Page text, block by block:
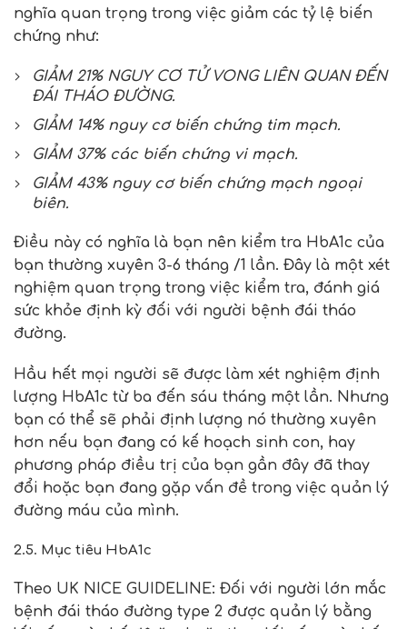
nghĩa quan trọng trong việc giảm các tỷ lệ biến
chứng như:
GIẢM 21% NGUY CƠ TỬ VONG LIÊN QUAN ĐẾN
ĐÁI THÁO ĐƯỜNG.
GIẢM 14% nguy cơ biến chứng tim mạch.
GIẢM 37% các biến chứng vi mạch.
GIẢM 43% nguy cơ biến chứng mạch ngoại
biên.
Điều này có nghĩa là bạn nên kiểm tra HbA1c của
bạn thường xuyên 3-6 tháng /1 lần. Đây là một xét
nghiệm quan trọng trong việc kiểm tra, đánh giá
sức khỏe định kỳ đối với người bệnh đái tháo
đường.
Hầu hết mọi người sẽ được làm xét nghiệm định
lượng HbA1c từ ba đến sáu tháng một lần. Nhưng
bạn có thể sẽ phải định lượng nó thường xuyên
hơn nếu bạn đang có kế hoạch sinh con, hay
phương pháp điều trị của bạn gần đây đã thay
đổi hoặc bạn đang gặp vấn đề trong việc quản lý
đường máu của mình.
2.5. Mục tiêu HbA1c
Theo UK NICE GUIDELINE: Đối với người lớn mắc
bệnh đái tháo đường type 2 được quản lý bằng